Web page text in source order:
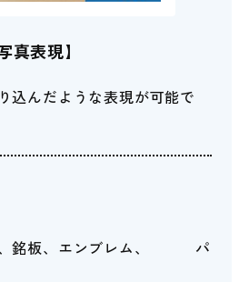
真表現】
込んだような表現が可能で
、銘板、エンブレム、 パ